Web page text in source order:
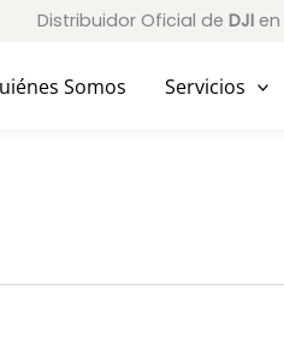
Distribuidor Oficial de DJI en
Somos Servicios